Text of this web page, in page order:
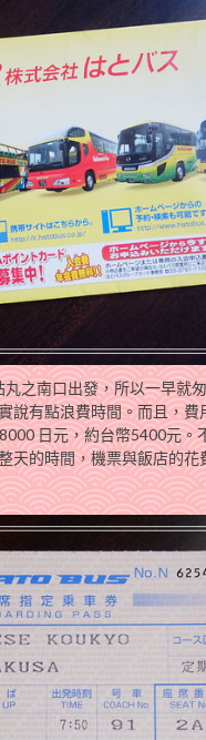
之南口出發，所以一早就
說有點浪費時間。而且，
日元，約台幣5400元。
天的時間，機票與飯店的